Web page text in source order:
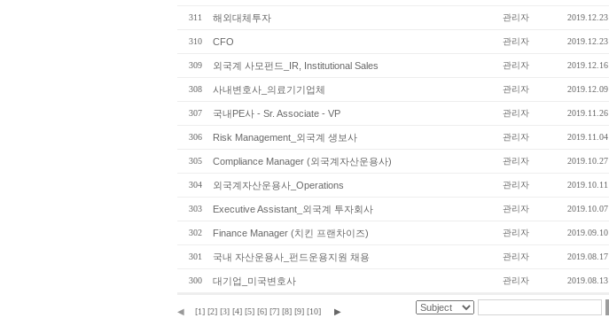
311 해외대체투자 관리자 2019.12.23
310 CFO 관리자 2019.12.23
309 외국계 사모펀드_IR, Institutional Sales 관리자 2019.12.16
308 사내변호사_의료기기업체 관리자 2019.12.09
307 국내PE사 - Sr. Associate - VP 관리자 2019.11.26
306 Risk Management_외국계 생보사 관리자 2019.11.04
305 Compliance Manager (외국계자산운용사) 관리자 2019.10.27
304 외국계자산운용사_Operations 관리자 2019.10.11
303 Executive Assistant_외국계 투자회사 관리자 2019.10.07
302 Finance Manager (치킨 프랜차이즈) 관리자 2019.09.10
301 국내 자산운용사_펀드운용지원 채용 관리자 2019.08.17
300 대기업_미국변호사 관리자 2019.08.13
◀ [1] [2] [3] [4] [5] [6] [7] [8] [9] [10] ▶